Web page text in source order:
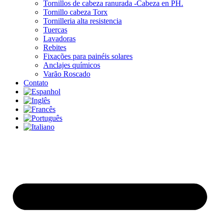
Tornillos de cabeza ranurada -Cabeza en PH.
Tornillo cabeza Torx
Tornilleria alta resistencia
Tuercas
Lavadoras
Rebites
Fixações para painéis solares
Anclajes químicos
Varão Roscado
Contato